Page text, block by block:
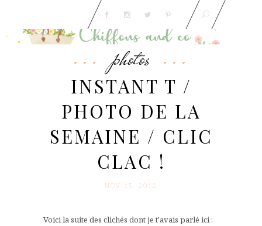
photos
INSTANT T /
PHOTO DE LA
SEMAINE / CLIC
CLAC !
NOV 15. 2012
Voici la suite des clichés dont je t'avais parlé ici :